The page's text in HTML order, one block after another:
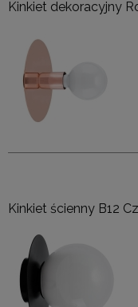
Kinkiet dekoracyjny
Kinkiet ścienny B12